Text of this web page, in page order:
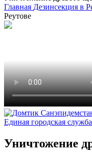
Главная Дезинсекция в
Реутове
Единая городская служба
Уничтожение